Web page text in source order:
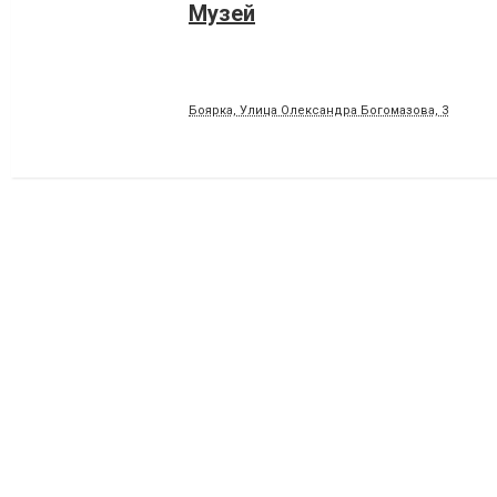
Музей
Боярка, Улица Олександра Богомазова, 3